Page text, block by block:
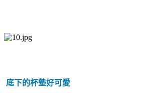
底下的杯墊好可愛